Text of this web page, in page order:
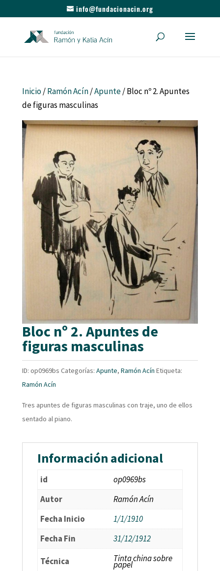
info@fundacionacin.org
Inicio/Ramón Acín/Apunte/ Bloc nº 2. Apuntes
de figuras masculinas
Bloc nº 2. Apuntes de
figuras masculinas
ID: op0969bs Categorías: Apunte, Ramón Acín Etiqueta:
Ramón Acín
Tres apuntes de figuras masculinas con traje, uno de ellos
sentado al piano.
Información adicional
id
op0969bs
Autor
Ramón Acín
Fecha Inicio
1/1/1910
Fecha Fin
31/12/1912
Técnica Tinta china sobre
papel